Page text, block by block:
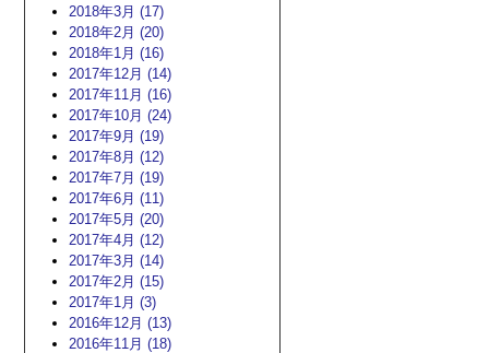
2018年3月 (17)
2018年2月 (20)
2018年1月 (16)
2017年12月 (14)
2017年11月 (16)
2017年10月 (24)
2017年9月 (19)
2017年8月 (12)
2017年7月 (19)
2017年6月 (11)
2017年5月 (20)
2017年4月 (12)
2017年3月 (14)
2017年2月 (15)
2017年1月 (3)
2016年12月 (13)
2016年11月 (18)